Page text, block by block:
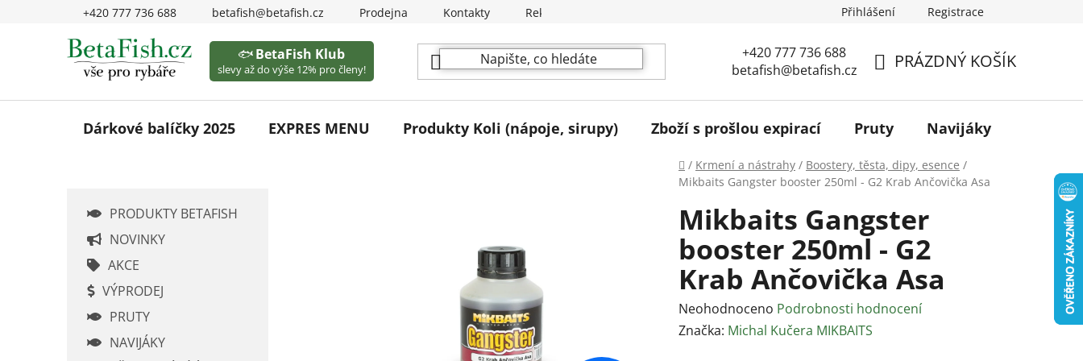
+420 777 736 688 betafish@betafish.cz Prodejna Kontakty Reklamační podmínky Přihlášení Registrace
KOŠÍK
PRÁZDNÝ KOŠÍK
+420 777 736 688
betafish@betafish.cz
🐟BetaFish Klub
slevy až do výše 12% pro členy!
Dárkové balíčky 2025 EXPRES MENU Produkty Koli (nápoje, sirupy) Zboží s prošlou expirací Pruty Navijáky
Domů
/ Krmení a nástrahy / Boostery, těsta, dipy, esence /
Mikbaits Gangster booster 250ml - G2 Krab Ančovička Asa
PRODUKTY BETAFISH
NOVINKY
AKCE
VÝPRODEJ
PRUTY
NAVIJÁKY
Mikbaits Gangster
booster 250ml - G2
Krab Ančovička Asa
Průměrné
hodnocení
Neohodnoceno Podrobnosti hodnocení
Značka: Michal Kučera MIKBAITS